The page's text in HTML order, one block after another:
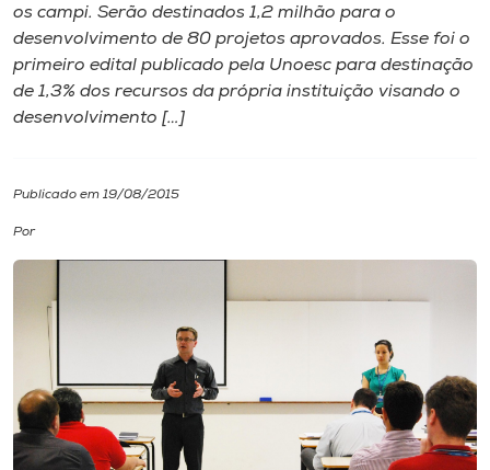
Internacionalização
I.nova
Cultura
CPA
Biblioteca
Editora
os campi. Serão destinados 1,2 milhão para o
desenvolvimento de 80 projetos aprovados. Esse foi o
primeiro edital publicado pela Unoesc para destinação
de 1,3% dos recursos da própria instituição visando o
desenvolvimento […]
Publicado em 19/08/2015
Por